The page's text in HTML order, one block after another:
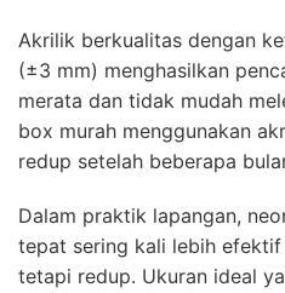
Akrilik berkualitas dengan
(±3 mm) menghasilkan
merata dan tidak mudah
box murah menggunakan
redup setelah beberapa
Dalam praktik lapangan,
tepat sering kali lebih
tetapi redup. Ukuran ideal